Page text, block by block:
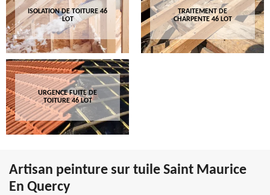
ISOLATION DE TOITURE 46
LOT
TRAITEMENT DE
CHARPENTE 46 LOT
URGENCE FUITE DE
TOITURE 46 LOT
Artisan peinture sur tuile Saint Maurice
En Quercy